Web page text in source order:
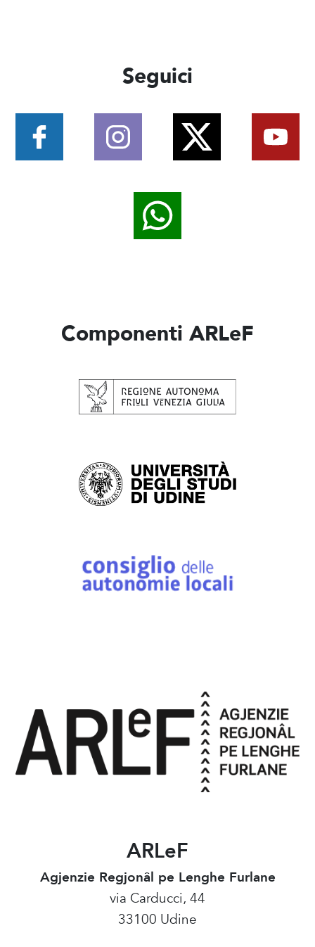
Seguici
Componenti ARLeF
ARLeF
Agjenzie Regjonâl pe Lenghe Furlane
via Carducci, 44
33100 Udine